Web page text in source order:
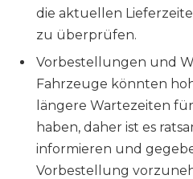
die aktuellen
zu überprüfen.
Vorbestellungen und
Fahrzeuge könnten
längere Wartezeiten
haben, daher ist es
informieren und
Vorbestellung